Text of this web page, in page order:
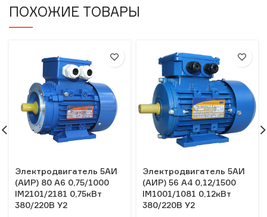
ПОХОЖИЕ ТОВАРЫ
Электродвигатель 5АИ
(АИР) 80 А6 0,75/1000
IM2101/2181 0,75кВт
380/220В У2
Электродвигатель 5АИ
(АИР) 56 А4 0,12/1500
IM1001/1081 0,12кВт
380/220В У2